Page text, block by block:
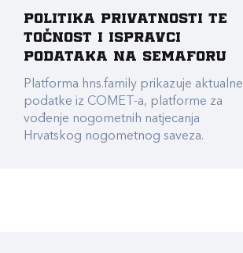
Politika privatnosti te
točnost i ispravci
podataka na Semaforu
Platforma hns.family prikazuje aktualne
podatke iz COMET-a, platforme za
vođenje nogometnih natjecanja
Hrvatskog nogometnog saveza.